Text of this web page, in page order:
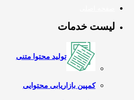
لیست خدمات
تولید محتوا متنی
کمپین بازاریابی محتوایی